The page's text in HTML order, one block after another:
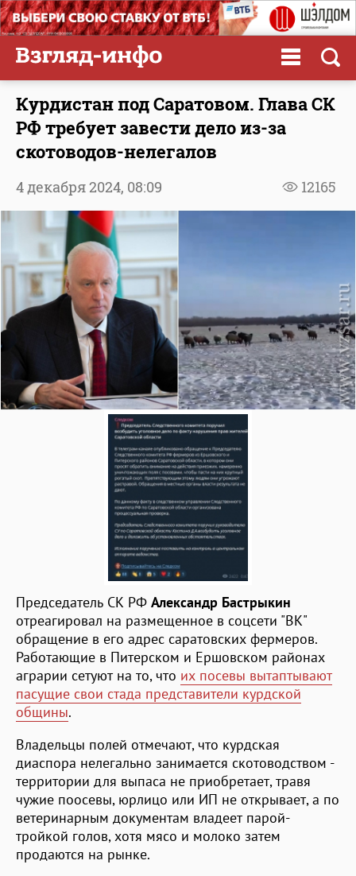
Курдистан под Саратовом. Глава СК
РФ требует завести дело из-за
скотоводов-нелегалов
12165
4 декабря 2024, 08:09
Председатель СК РФ Александр Бастрыкин
отреагировал на размещенное в соцсети "ВК"
обращение в его адрес саратовских фермеров.
Работающие в Питерском и Ершовском районах
аграрии сетуют на то, что их посевы вытаптывают
пасущие свои стада представители курдской
общины.
Владельцы полей отмечают, что курдская
диаспора нелегально занимается скотоводством -
территории для выпаса не приобретает, травя
чужие поосевы, юрлицо или ИП не открывает, а по
ветеринарным документам владеет парой-
тройкой голов, хотя мясо и молоко затем
продаются на рынке.